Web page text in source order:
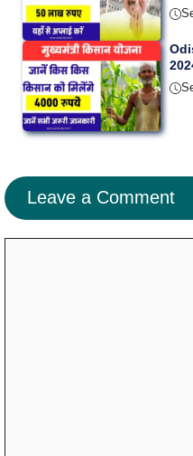
Leave a Comment